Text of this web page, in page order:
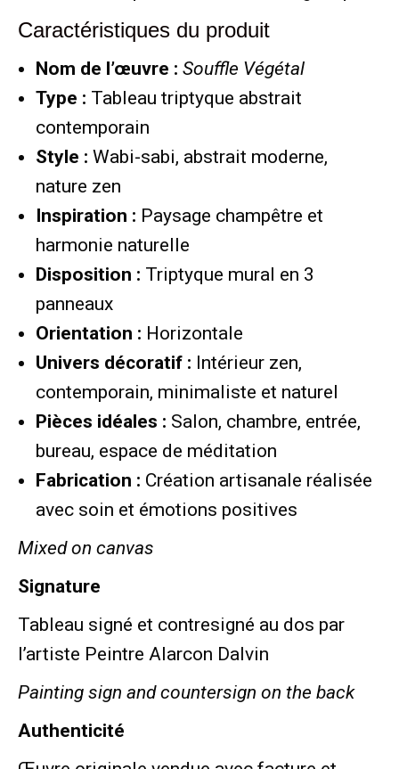
Caractéristiques du produit
Nom de l’œuvre : Souffle Végétal
Type : Tableau triptyque abstrait
contemporain
Style : Wabi-sabi, abstrait moderne,
nature zen
Inspiration : Paysage champêtre et
harmonie naturelle
Disposition : Triptyque mural en 3
panneaux
Orientation : Horizontale
Univers décoratif : Intérieur zen,
contemporain, minimaliste et naturel
Pièces idéales : Salon, chambre, entrée,
bureau, espace de méditation
Fabrication : Création artisanale réalisée
avec soin et émotions positives
Mixed on canvas
Signature
Tableau signé et contresigné au dos par
l’artiste Peintre Alarcon Dalvin
Painting sign and countersign on the back
Authenticité